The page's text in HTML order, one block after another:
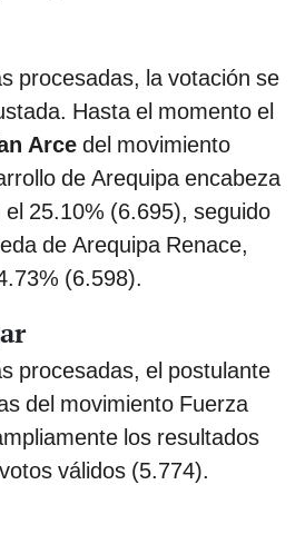
procesadas, la votación se
Hasta el momento el
Arce del movimiento
de Arequipa encabeza
25.10% (6.695), seguido
de Arequipa Renace,
(6.598).
procesadas, el postulante
del movimiento Fuerza
los resultados
válidos (5.774).